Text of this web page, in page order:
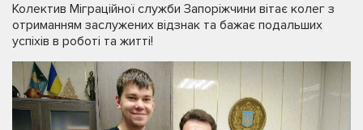
Колектив Міграційної служби Запоріжчини вітає колег з
отриманням заслужених відзнак та бажає подальших
успіхів в роботі та житті!